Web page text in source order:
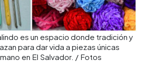
es un espacio donde tradición y
para dar vida a piezas únicas
en El Salvador. / Fotos